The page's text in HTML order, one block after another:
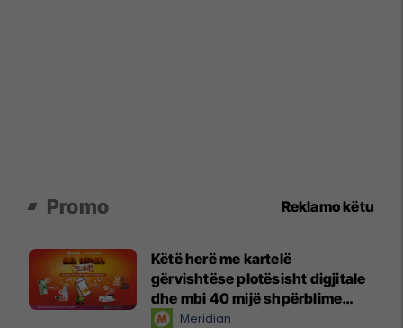
Promo Reklamo këtu
Këtë herë me kartelë
gërvishtëse plotësisht digjitale
dhe mbi 40 mijë shpërblime
instant!Meridian